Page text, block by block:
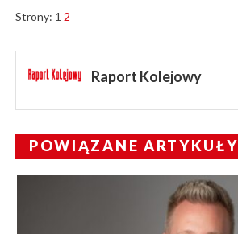
Strony: 1 2
Raport Kolejowy
POWIĄZANE ARTYKUŁY